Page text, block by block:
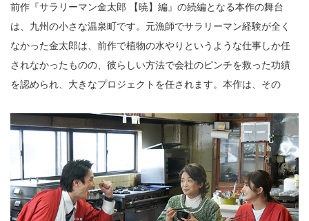
前作『サラリーマン金太郎 【暁】編』の続編となる本作の舞台
は、九州の小さな温泉町です。元漁師でサラリーマン経験が全く
なかった金太郎は、前作で植物の水やりというような仕事しか任
されなかったものの、彼らしい方法で会社のピンチを救った功績
を認められ、大きなプロジェクトを任されます。本作は、その